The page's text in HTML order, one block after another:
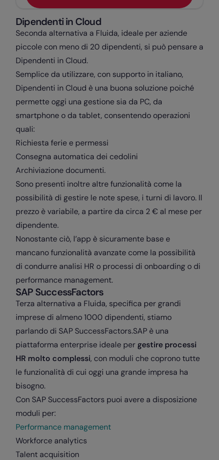
Dipendenti in Cloud
Seconda alternativa a Fluida, ideale per aziende
piccole con meno di 20 dipendenti, si può pensare a
Dipendenti in Cloud.
Semplice da utilizzare, con supporto in italiano,
Dipendenti in Cloud è una buona soluzione poiché
permette oggi una gestione sia da PC, da
smartphone o da tablet, consentendo operazioni
quali:
Richiesta ferie e permessi
Consegna automatica dei cedolini
Archiviazione documenti.
Sono presenti inoltre altre funzionalità come la
possibilità di gestire le note spese, i turni di lavoro. Il
prezzo è variabile, a partire da circa 2 € al mese per
dipendente.
Nonostante ciò, l’app è sicuramente base e
mancano funzionalità avanzate come la possibilità
di condurre analisi HR o processi di onboarding o di
performance management.
SAP SuccessFactors
Terza alternativa a Fluida, specifica per grandi
imprese di almeno 1000 dipendenti, stiamo
parlando di SAP SuccessFactors.SAP è una
piattaforma enterprise ideale per gestire processi
HR molto complessi, con moduli che coprono tutte
le funzionalità di cui oggi una grande impresa ha
bisogno.
Con SAP SuccessFactors puoi avere a disposizione
moduli per:
Performance management
Workforce analytics
Talent acquisition